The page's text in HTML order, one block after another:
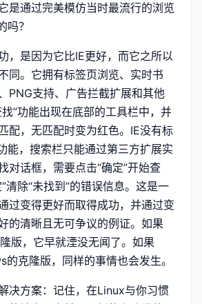
是通过完美模仿当时最流行的浏览
吗？
，是因为它比IE更好，而它之所以
同。它拥有标签页浏览、实时书
PNG支持、广告拦截扩展和其他
”功能出现在底部的工具栏中，并
配，无匹配时变为红色。IE没有标
能，搜索栏只能通过第三方扩展实
对话框，需要点击“确定”开始查
清除“未找到”的错误信息。这是一
过变得更好而取得成功，并通过变
的清晰且无可争议的例证。如果
版，它早就湮没无闻了。如果
克隆版，同样的事情也会发生。
决方案：记住，在Linux与你习惯